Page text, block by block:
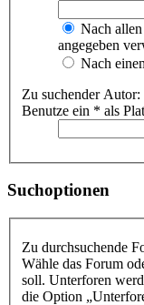
Nach
angegeben
Nach
Zu suchender Autor:
Benutze ein * als
Suchoptionen
Zu durchsuchende
Wähle das Forum
soll. Unterforen
die Option